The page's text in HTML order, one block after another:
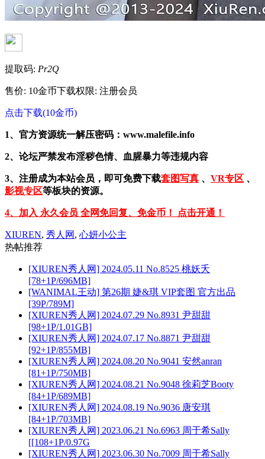
提取码: Pr2Q
售价: 10金币下载权限: 注册会员
点击下载(10金币)
1、官方资源统一解压密码：www.malefile.info
2、论坛严禁发布淫秽色情、血腥暴力等违规内容
3、注册成为本站会员，即可免费下载套图写真 、 VR专区 、
影视专区等板块的资源。
4、加入 永久会员 全网免回复、免金币！ 点击开通！
XIUREN, 秀人网 , 心妍小公主
热帖推荐
[XIUREN秀人网] 2024.05.11 No.8525 桃妖夭
[78+1P/696MB]
[WANIMAL王动] 第26期 婕&琪 VIP套图 官方出品
[39P/789M]
[XIUREN秀人网] 2024.07.29 No.8931 尹甜甜
[98+1P/1.01GB]
[XIUREN秀人网] 2024.07.17 No.8871 尹甜甜
[92+1P/855MB]
[XIUREN秀人网] 2024.08.20 No.9041 安然anran
[81+1P/750MB]
[XIUREN秀人网] 2024.08.21 No.9048 徐莉芝Booty
[84+1P/689MB]
[XIUREN秀人网] 2024.08.19 No.9036 唐安琪
[84+1P/703MB]
[XIUREN秀人网] 2023.06.21 No.6963 周于希Sally
[[108+1P/0.97G
[XIUREN秀人网] 2023.06.30 No.7009 周于希Sally